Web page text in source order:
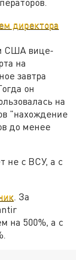
директора
США вице-
на
завтра
он
на
"нахождение
до менее
не с ВСУ, а с
. За
на 500%, а с